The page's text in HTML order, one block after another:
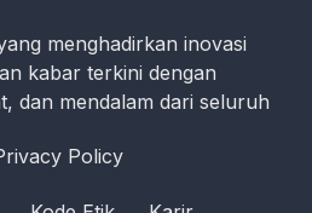
menghadirkan inovasi
kabar terkini dengan
dan mendalam dari seluruh
Policy